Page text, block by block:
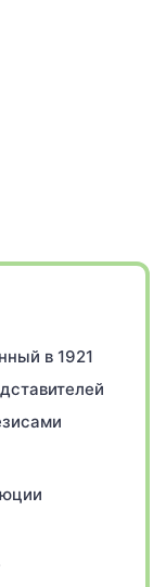
в 1921